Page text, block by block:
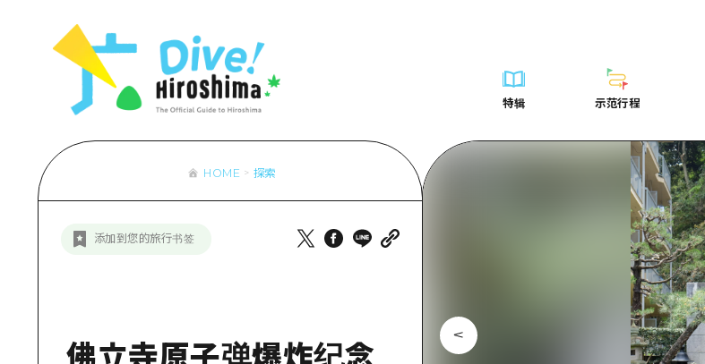
特辑
艺术
学习·体验
历史·文化
示范行程
广岛市内
安艺
答对了
美北
艺北
宫岛周边
次要流量摘要
超值的游览门票
行李寄存和运送服务
美食·酒水
历史·文化
自然
Dive!Hiroshima官方向导
广岛随意旅行
艺北
宫岛周边
东山口
美北
艺北
宫岛周边
东山口
爱媛
岛根
超值的游览门票
行李寄存和运送服务
广岛免费无线上网
面向外国游客的街角旅游信息中心
通过视频介绍广岛县的魅力！
HOME 探索
添加到您的旅行书签